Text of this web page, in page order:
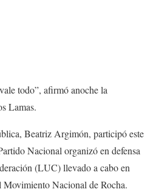
todo”, afirmó anoche la
Lamas.
Beatriz Argimón, participó este
Nacional organizó en defensa
(LUC) llevado a cabo en
Movimiento Nacional de Rocha.